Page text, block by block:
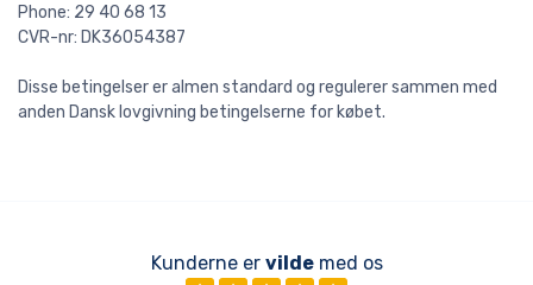
Phone: 29 40 68 13
CVR-nr: DK36054387
Disse betingelser er almen standard og regulerer sammen med
anden Dansk lovgivning betingelserne for købet.
Kunderne er vildemed os